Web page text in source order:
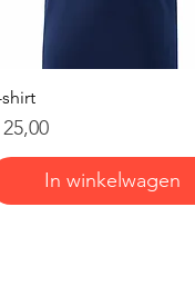
shirt
In winkelwagen